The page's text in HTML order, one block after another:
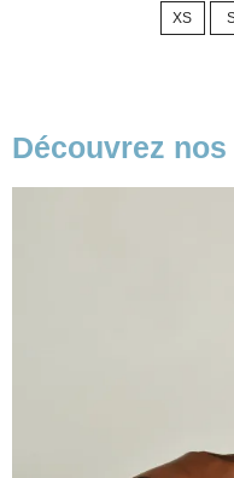
XS
Découvrez